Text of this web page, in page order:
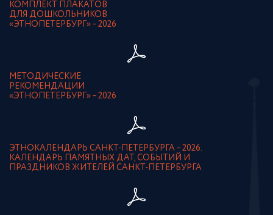
КОМПЛЕКТ ПЛАКАТОВ
ДЛЯ ДОШКОЛЬНИКОВ
«ЭТНОПЕТЕРБУРГ» – 2026
МЕТОДИЧЕСКИЕ
РЕКОМЕНДАЦИИ
«ЭТНОПЕТЕРБУРГ» – 2026
ЭТНОКАЛЕНДАРЬ САНКТ-ПЕТЕРБУРГА – 2026.
КАЛЕНДАРЬ ПАМЯТНЫХ ДАТ, СОБЫТИЙ И
ПРАЗДНИКОВ ЖИТЕЛЕЙ САНКТ-ПЕТЕРБУРГА